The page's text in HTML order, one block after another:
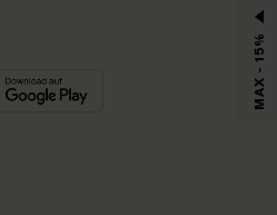
MAX - 15%